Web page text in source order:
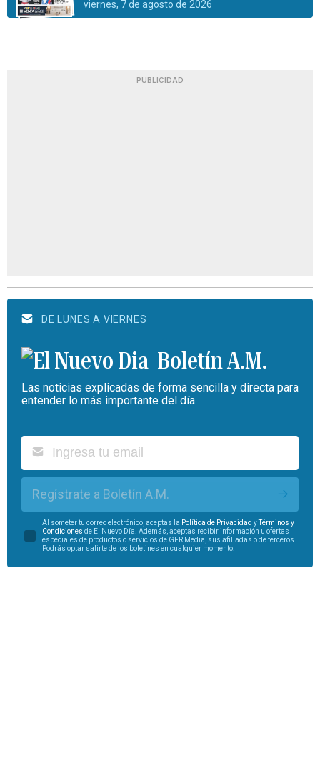
viernes, 7 de agosto de 2026
PUBLICIDAD
DE LUNES A VIERNES
Boletín A.M.
Las noticias explicadas de forma sencilla y directa para
entender lo más importante del día.
Regístrate a Boletín A.M.
Al someter tu correo electrónico, aceptas la Política de Privacidad yTérminos y
Condiciones de El Nuevo Día. Además, aceptas recibir información u ofertas
especiales de productos o servicios de GFR Media, sus afiliadas o de terceros.
Podrás optar salirte de los boletines en cualquier momento.